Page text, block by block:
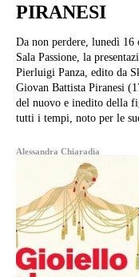
PIRANESI
Da non perdere, lunedì 16
Sala Passione, la
Pierluigi Panza, edito da Skira. L’autore, grande studioso
Giovan Battista Piranesi
del nuovo e inedito della
tutti i tempi, noto per le
Alessandra Chiaradia